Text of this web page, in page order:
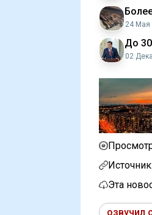
24 Мая
До
02
Источник:
Эта
озвучил